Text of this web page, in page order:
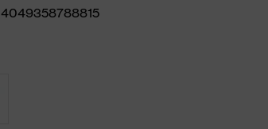
4049358788815